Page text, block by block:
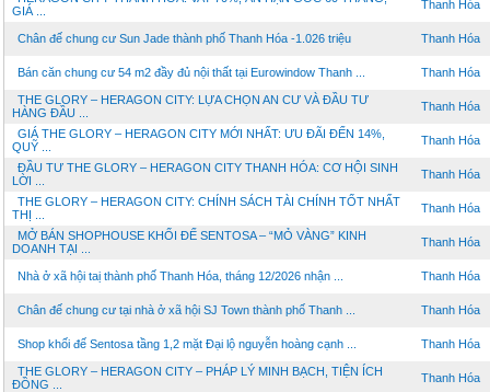
GIÁ ...
Thanh Hóa
Chân đế chung cư Sun Jade thành phố Thanh Hóa -1.026 triệu Thanh Hóa
Bán căn chung cư 54 m2 đầy đủ nội thất tại Eurowindow Thanh ... Thanh Hóa
THE GLORY – HERAGON CITY: LỰA CHỌN AN CƯ VÀ ĐẦU TƯ
HÀNG ĐẦU ...
Thanh Hóa
GIÁ THE GLORY – HERAGON CITY MỚI NHẤT: ƯU ĐÃI ĐẾN 14%,
QUỸ ...
Thanh Hóa
ĐẦU TƯ THE GLORY – HERAGON CITY THANH HÓA: CƠ HỘI SINH
LỜI ...
Thanh Hóa
THE GLORY – HERAGON CITY: CHÍNH SÁCH TÀI CHÍNH TỐT NHẤT
THỊ ...
Thanh Hóa
MỞ BÁN SHOPHOUSE KHỐI ĐẾ SENTOSA – “MỎ VÀNG” KINH
DOANH TẠI ...
Thanh Hóa
Nhà ở xã hội taị thành phố Thanh Hóa, tháng 12/2026 nhận ... Thanh Hóa
Chân đế chung cư tại nhà ở xã hội SJ Town thành phố Thanh ... Thanh Hóa
Shop khối đế Sentosa tầng 1,2 mặt Đại lộ nguyễn hoàng cạnh ... Thanh Hóa
THE GLORY – HERAGON CITY – PHÁP LÝ MINH BẠCH, TIỆN ÍCH
ĐỒNG ...
Thanh Hóa